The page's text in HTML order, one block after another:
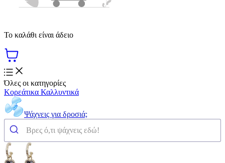
Το καλάθι είναι άδειο
Όλες οι κατηγορίες
Κορεάτικα Καλλυντικά
Ψάχνεις για δροσιά;